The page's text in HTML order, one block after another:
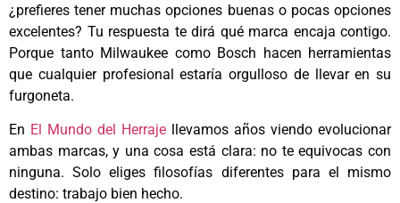
¿prefieres tener muchas opciones buenas o pocas opciones
excelentes? Tu respuesta te dirá qué marca encaja contigo.
Porque tanto Milwaukee como Bosch hacen herramientas
que cualquier profesional estaría orgulloso de llevar en su
furgoneta.
En El Mundo del Herraje llevamos años viendo evolucionar
ambas marcas, y una cosa está clara: no te equivocas con
ninguna. Solo eliges filosofías diferentes para el mismo
destino: trabajo bien hecho.